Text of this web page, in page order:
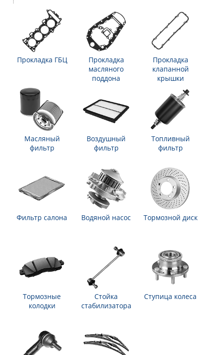
Прокладка ГБЦ
Прокладка
масляного
поддона
Прокладка
клапанной
крышки
Масляный
фильтр
Воздушный
фильтр
Топливный
фильтр
Фильтр салона Водяной насос Тормозной диск
Тормозные
колодки
Стойка
стабилизатора
Ступица колеса